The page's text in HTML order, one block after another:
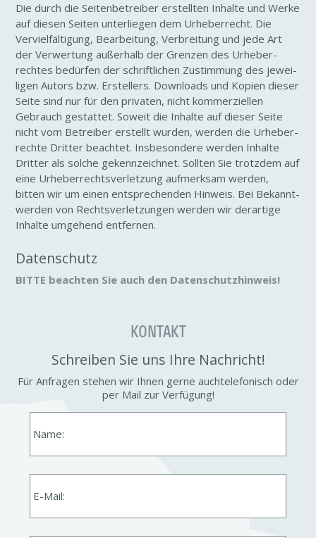
Die durch die Seiten­be­treiber erstellten Inhalte und Werke
auf diesen Seiten unter­liegen dem Urhe­ber­recht. Die
Verviel­fäl­ti­gung, Bear­bei­tung, Verbrei­tung und jede Art
der Verwer­tung außer­halb der Grenzen des Urhe­ber­
rechtes bedürfen der schrift­li­chen Zustim­mung des jewei­
ligen Autors bzw. Erstel­lers. Down­loads und Kopien dieser
Seite sind nur für den privaten, nicht kommer­zi­ellen
Gebrauch gestattet. Soweit die Inhalte auf dieser Seite
nicht vom Betreiber erstellt wurden, werden die Urhe­ber­
rechte Dritter beachtet. Insbe­son­dere werden Inhalte
Dritter als solche gekenn­zeichnet. Sollten Sie trotzdem auf
eine Urhe­ber­rechts­ver­let­zung aufmerksam werden,
bitten wir um einen entspre­chenden Hinweis. Bei Bekannt­
werden von Rechts­ver­let­zungen werden wir derar­tige
Inhalte umge­hend entfernen.
Daten­schutz
BITTE beachten Sie auch den Daten­schutz­hin­weis!
KONTAKT
Schreiben Sie uns Ihre Nach­richt!
Für Anfragen stehen wir Ihnen gerne auch­te­le­fo­nisch oder
per Mail zur Verfü­gung!
Name:
E-Mail: